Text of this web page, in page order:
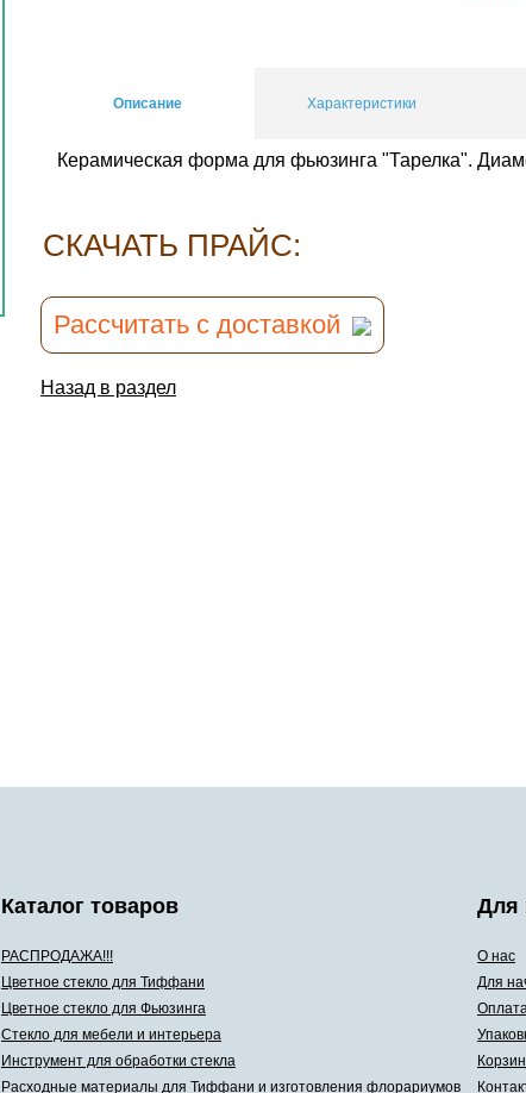
Описание Характеристики
Керамическая форма для фьюзинга "Тарелка".
CКАЧАТЬ ПРАЙС:
Рассчитать с доставкой
Назад в раздел
Каталог товаров
РАСПРОДАЖА!!!
Цветное стекло для Тиффани
Цветное стекло для Фьюзинга
Стекло для мебели и интерьера
Инструмент для обработки стекла
Расходные материалы для Тиффани и изготовления флорариумов
Для
О нас
Для